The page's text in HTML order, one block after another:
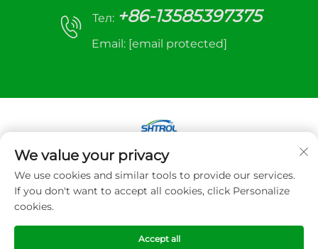
Тел: +86-13585397375
Email: [email protected]
Авторське право © 2025 Xuzhou sanhe
automatic control equipment Co., LTD. Всі права
захищено
We value your privacy
We use cookies and similar tools to provide our services.
If you don't want to accept all cookies, click Personalize
cookies.
Accept all